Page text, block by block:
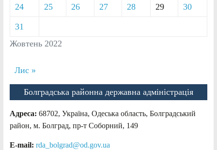
Жовтень 2022
24 25 26 27 28 29 30
31
Лис »
Болградська районна державна адміністрація
Адреса: 68702, Україна, Одеська область, Болградський
район, м. Болград, пр-т Соборний, 149
E-mail: rda_bolgrad@od.gov.ua